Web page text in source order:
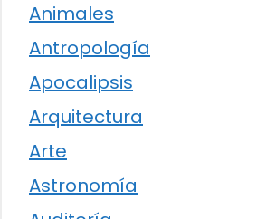
Animales
Antropología
Apocalipsis
Arquitectura
Arte
Astronomía